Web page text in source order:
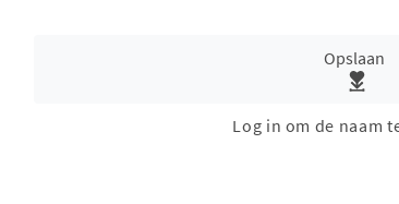
Opslaan
Log in om de naam